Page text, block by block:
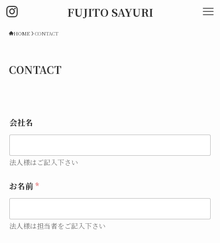
FUJITO SAYURI
HOME CONTACT
CONTACT
会社名
法人様はご記入下さい
お名前 *
法人様は担当者をご記入下さい